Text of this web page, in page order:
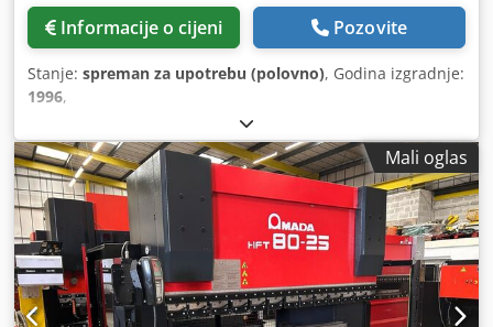
Informacije o cijeni Pozovite
Stanje: spreman za upotrebu (polovno), Godina izgradnje:
1996,
Mali oglas